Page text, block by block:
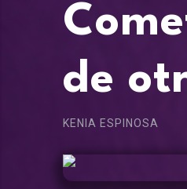
de
KENIA ESPINOSA